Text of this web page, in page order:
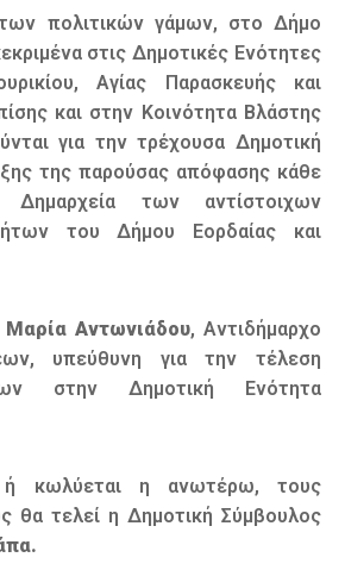
πολιτικών γάμων, στο Δήμο
στις Δημοτικές Ενότητες
Αγίας Παρασκευής και
και στην Κοινότητα Βλάστης
για την τρέχουσα Δημοτική
της παρούσας απόφασης κάθε
των αντίστοιχων
του Δήμου Εορδαίας και
Μαρία Αντωνιάδου, Αντιδήμαρχο
υπεύθυνη για την τέλεση
στην Δημοτική Ενότητα
ή κωλύεται η ανωτέρω, τους
θα τελεί η Δημοτική Σύμβουλος